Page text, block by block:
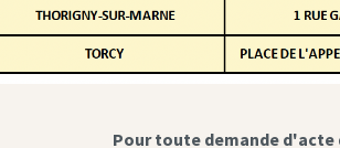
Pour toute demande